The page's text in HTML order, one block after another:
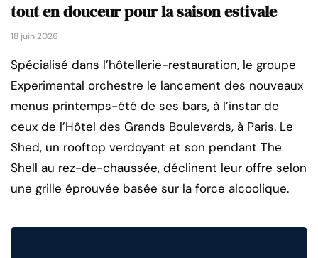
tout en douceur pour la saison estivale
18 juin 2026
Spécialisé dans l’hôtellerie-restauration, le groupe
Experimental orchestre le lancement des nouveaux
menus printemps-été de ses bars, à l’instar de
ceux de l’Hôtel des Grands Boulevards, à Paris. Le
Shed, un rooftop verdoyant et son pendant The
Shell au rez-de-chaussée, déclinent leur offre selon
une grille éprouvée basée sur la force alcoolique.